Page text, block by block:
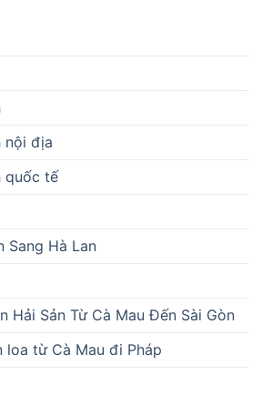
nội địa
quốc tế
Sang Hà Lan
Hải Sản Từ Cà Mau Đến Sài Gòn
loa từ Cà Mau đi Pháp